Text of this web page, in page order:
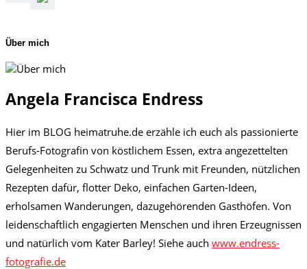
Über mich
Angela Francisca Endress
Hier im BLOG heimatruhe.de erzähle ich euch als passionierte
Berufs-Fotografin von köstlichem Essen, extra angezettelten
Gelegenheiten zu Schwatz und Trunk mit Freunden, nützlichen
Rezepten dafür, flotter Deko, einfachen Garten-Ideen,
erholsamen Wanderungen, dazugehörenden Gasthöfen. Von
leidenschaftlich engagierten Menschen und ihren Erzeugnissen
und natürlich vom Kater Barley! Siehe auch www.endress-
fotografie.de